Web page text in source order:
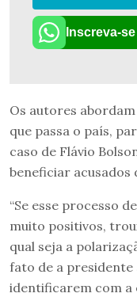
Inscreva-se
Os autores
que passa o país,
caso de Flávio
beneficiar acusados
“Se esse processo
muito positivos,
qual seja a
fato de a presidente
identificarem com a